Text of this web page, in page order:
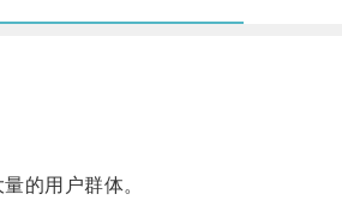
的用户群体。